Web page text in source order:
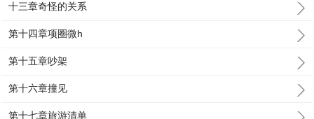
十三章奇怪的关系
第十四章项圈微h
第十五章吵架
第十六章撞见
第十七章旅游清单